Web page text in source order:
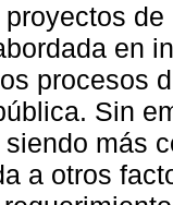
en
procesos
Sin
más
a otros